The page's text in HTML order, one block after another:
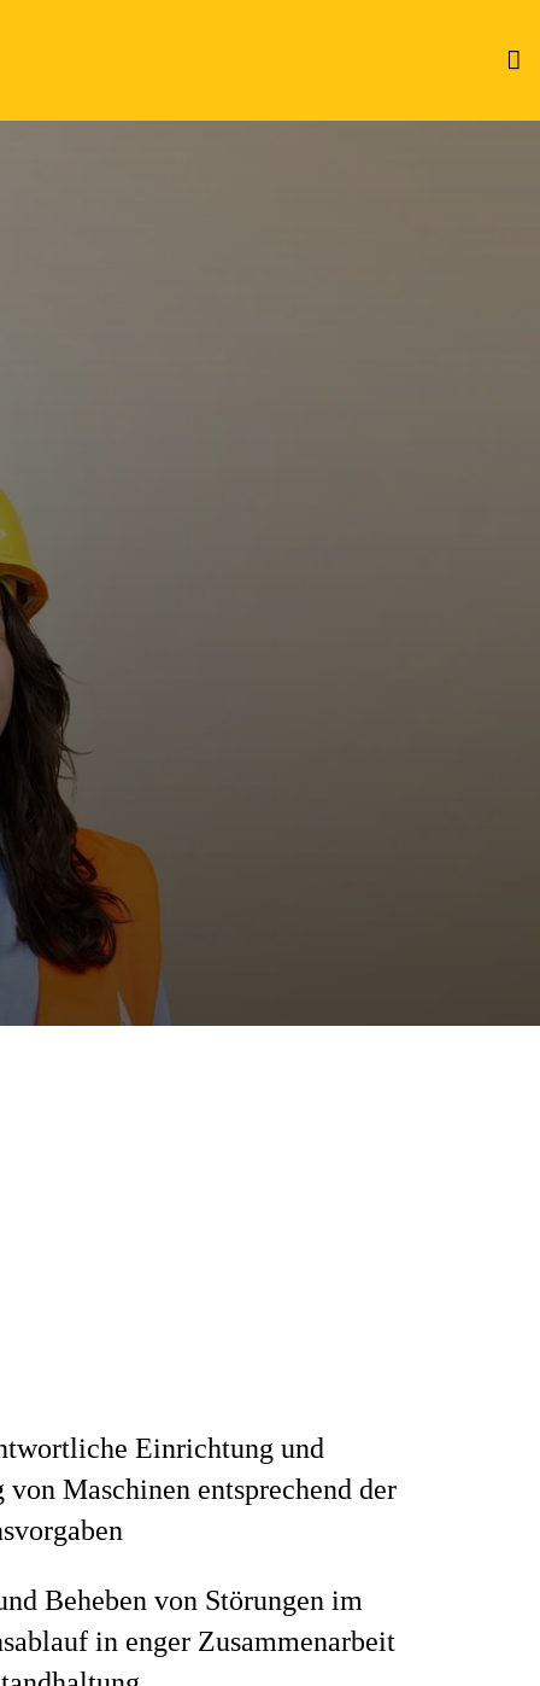
Einrichtung und
von Maschinen entsprechend der
Beheben von Störungen im
in enger Zusammenarbeit